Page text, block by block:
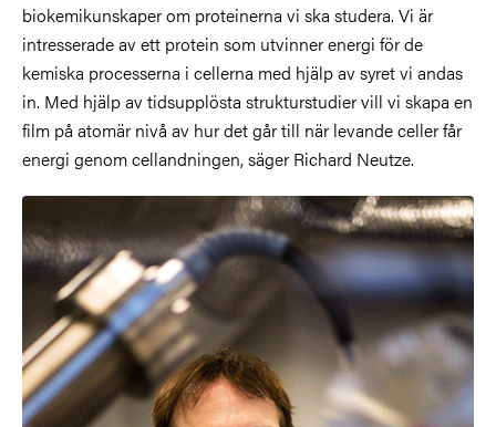
biokemikunskaper om proteinerna vi ska studera. Vi är
intresserade av ett protein som utvinner energi för de
kemiska processerna i cellerna med hjälp av syret vi andas
in. Med hjälp av tidsupplösta strukturstudier vill vi skapa en
film på atomär nivå av hur det går till när levande celler får
energi genom cellandningen, säger Richard Neutze.